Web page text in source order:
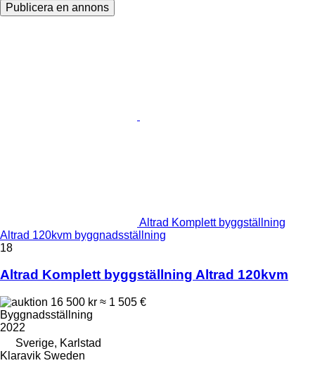
Publicera en annons
Altrad Komplett byggställning
Altrad 120kvm byggnadsställning
18
Altrad Komplett byggställning Altrad 120kvm
16 500 kr ≈ 1 505 €
Byggnadsställning
2022
Sverige, Karlstad
Klaravik Sweden